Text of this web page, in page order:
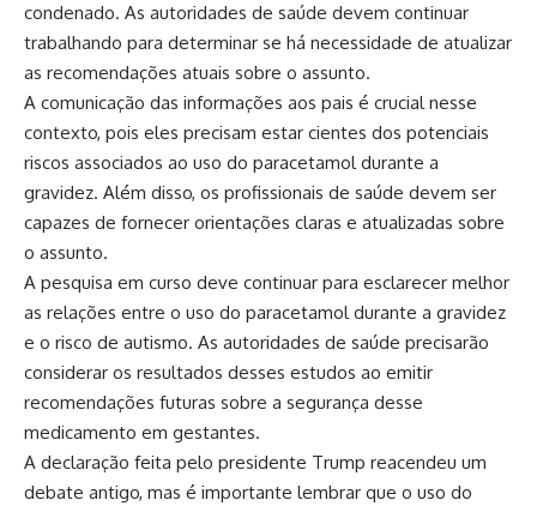
condenado. As autoridades de saúde devem continuar
trabalhando para determinar se há necessidade de atualizar
as recomendações atuais sobre o assunto.
A comunicação das informações aos pais é crucial nesse
contexto, pois eles precisam estar cientes dos potenciais
riscos associados ao uso do paracetamol durante a
gravidez. Além disso, os profissionais de saúde devem ser
capazes de fornecer orientações claras e atualizadas sobre
o assunto.
A pesquisa em curso deve continuar para esclarecer melhor
as relações entre o uso do paracetamol durante a gravidez
e o risco de autismo. As autoridades de saúde precisarão
considerar os resultados desses estudos ao emitir
recomendações futuras sobre a segurança desse
medicamento em gestantes.
A declaração feita pelo presidente Trump reacendeu um
debate antigo, mas é importante lembrar que o uso do